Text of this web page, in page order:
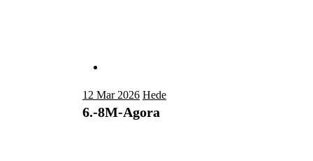
12 Mar 2026 Hede
6.-8M-Agora